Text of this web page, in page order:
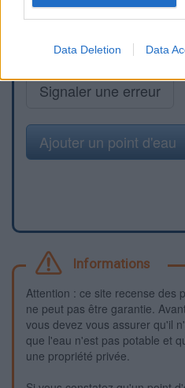
Data Deletion Data
Signaler une erreur
Ajouter un point d'eau
Informations
Attention : ce site recense des
ne peut pas être garantie.
vous devez vous assurer qu'il
que l'eau n'est pas potable et
une propriété privée.